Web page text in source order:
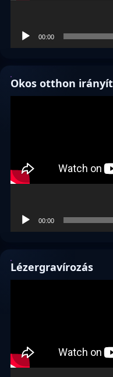
00:00
Okos otthon
00:00
Lézergravírozás